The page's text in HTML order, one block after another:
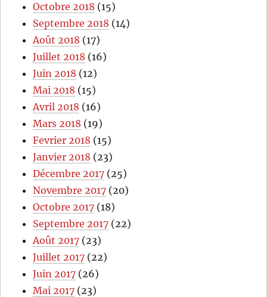
Octobre 2018 (15)
Septembre 2018 (14)
Août 2018 (17)
Juillet 2018 (16)
Juin 2018 (12)
Mai 2018 (15)
Avril 2018 (16)
Mars 2018 (19)
Fevrier 2018 (15)
Janvier 2018 (23)
Décembre 2017 (25)
Novembre 2017 (20)
Octobre 2017 (18)
Septembre 2017 (22)
Août 2017 (23)
Juillet 2017 (22)
Juin 2017 (26)
Mai 2017 (23)